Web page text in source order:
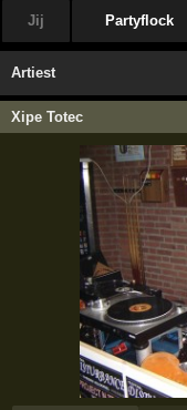
Jij Partyflock
Artiest
Xipe Totec